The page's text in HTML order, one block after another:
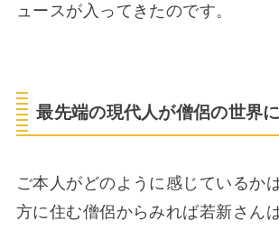
ュースが入ってきたのです。
最先端の現代人が僧侶の世界に
ご本人がどのように感じているか
方に住む僧侶からみれば若新さん